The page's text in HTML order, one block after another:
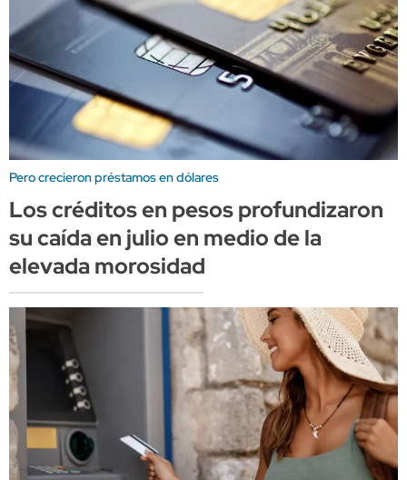
Pero crecieron préstamos en dólares
Los créditos en pesos profundizaron
su caída en julio en medio de la
elevada morosidad